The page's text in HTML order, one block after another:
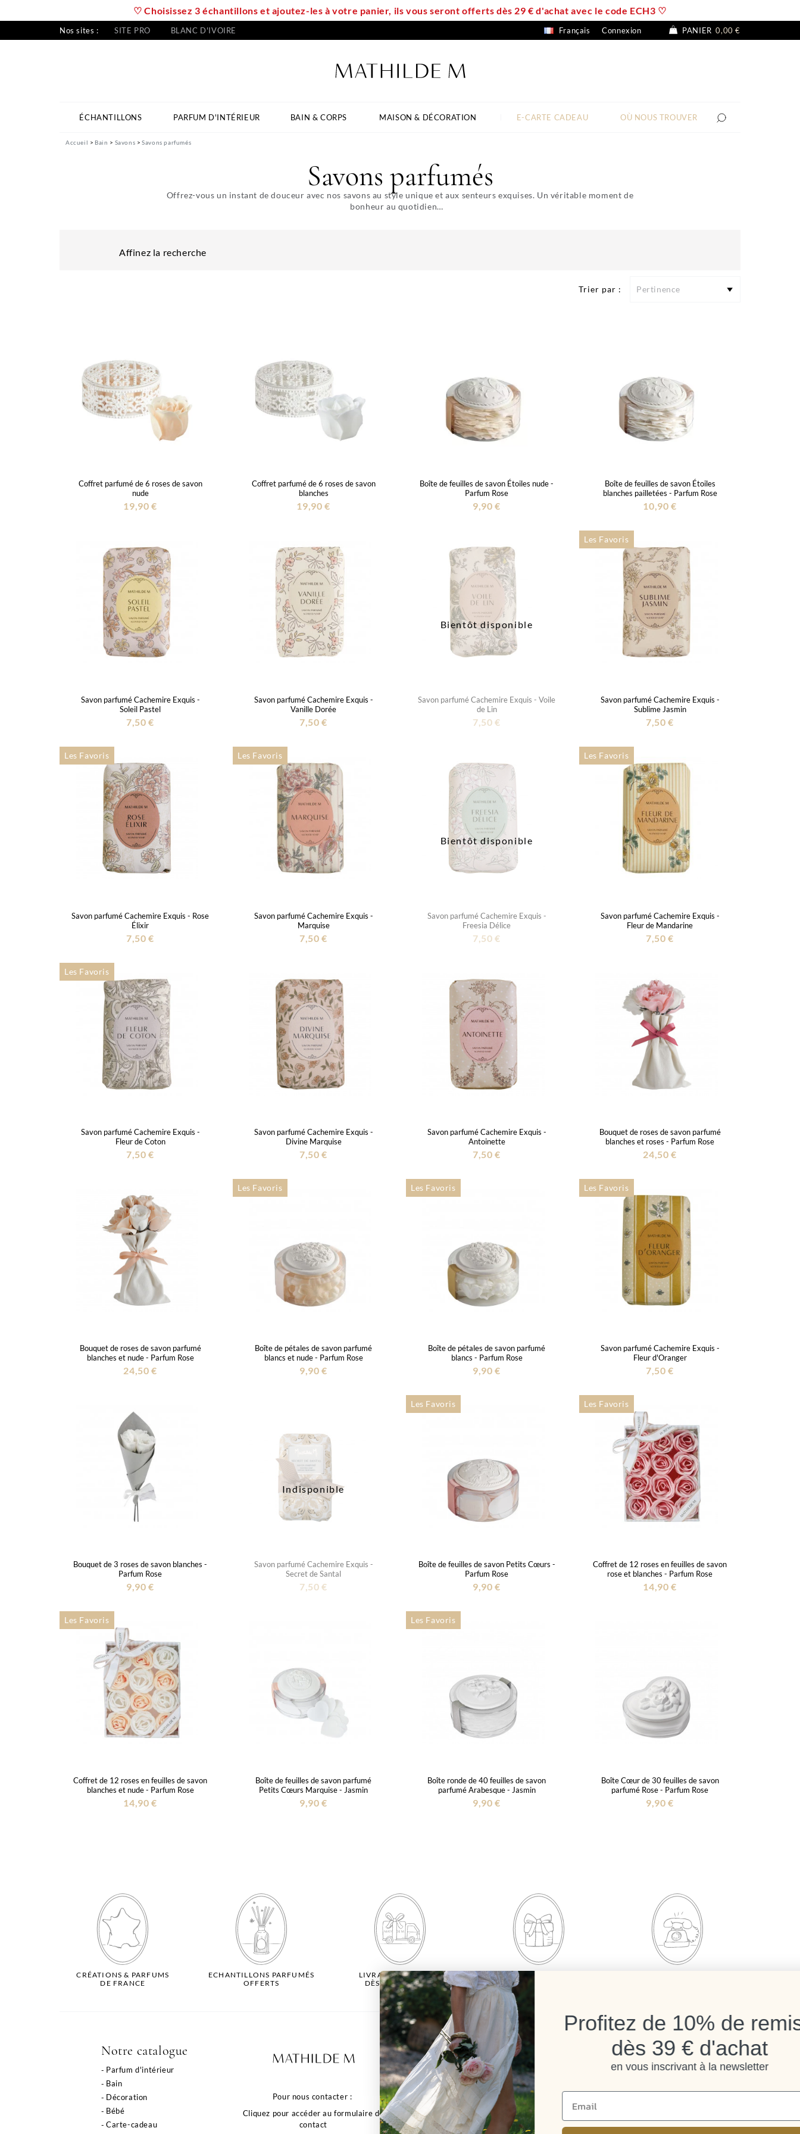
♡ Choisissez 3 échantillons et ajoutez-les à votre panier, ils vous seront offerts dès 29 € d'achat avec le code ECH3 ♡
Nos sites : SITE PRO BLANC D'IVOIRE Français Connexion PANIER 0,00 €
ÉCHANTILLONS PARFUM D'INTÉRIEUR BAIN & CORPS MAISON & DÉCORATION E-CARTE CADEAU OÙ NOUS TROUVER
Accueil Bain Savons Savons parfumés
Savons parfumés
Offrez-vous un instant de douceur avec nos savons au style unique et aux senteurs exquises. Un véritable moment de
bonheur au quotidien…
Affinez la recherche
Trier par : Pertinence
Coffret parfumé de 6 roses de savon
nude
19,90 €
Coffret parfumé de 6 roses de savon
blanches
19,90 €
Boîte de feuilles de savon Étoiles nude -
Parfum Rose
9,90 €
Boîte de feuilles de savon Étoiles
blanches pailletées - Parfum Rose
10,90 €
Savon parfumé Cachemire Exquis -
Soleil Pastel
7,50 €
Savon parfumé Cachemire Exquis -
Vanille Dorée
7,50 €
Bientôt disponible
Savon parfumé Cachemire Exquis - Voile
de Lin
7,50 €
Les Favoris
Savon parfumé Cachemire Exquis -
Sublime Jasmin
7,50 €
Les Favoris
Savon parfumé Cachemire Exquis - Rose
Élixir
7,50 €
Les Favoris
Savon parfumé Cachemire Exquis -
Marquise
7,50 €
Bientôt disponible
Savon parfumé Cachemire Exquis -
Freesia Délice
7,50 €
Les Favoris
Savon parfumé Cachemire Exquis -
Fleur de Mandarine
7,50 €
Les Favoris
Savon parfumé Cachemire Exquis -
Fleur de Coton
7,50 €
Savon parfumé Cachemire Exquis -
Divine Marquise
7,50 €
Savon parfumé Cachemire Exquis -
Antoinette
7,50 €
Bouquet de roses de savon parfumé
blanches et roses - Parfum Rose
24,50 €
Bouquet de roses de savon parfumé
blanches et nude - Parfum Rose
24,50 €
Les Favoris
Boîte de pétales de savon parfumé
blancs et nude - Parfum Rose
9,90 €
Les Favoris
Boîte de pétales de savon parfumé
blancs - Parfum Rose
9,90 €
Les Favoris
Savon parfumé Cachemire Exquis -
Fleur d'Oranger
7,50 €
Bouquet de 3 roses de savon blanches -
Parfum Rose
9,90 €
Indisponible
Savon parfumé Cachemire Exquis -
Secret de Santal
7,50 €
Les Favoris
Boîte de feuilles de savon Petits Cœurs -
Parfum Rose
9,90 €
Les Favoris
Coffret de 12 roses en feuilles de savon
rose et blanches - Parfum Rose
14,90 €
Les Favoris
Coffret de 12 roses en feuilles de savon
blanches et nude - Parfum Rose
14,90 €
Boîte de feuilles de savon parfumé
Petits Cœurs Marquise - Jasmin
9,90 €
Les Favoris
Boîte ronde de 40 feuilles de savon
parfumé Arabesque - Jasmin
9,90 €
Boîte Cœur de 30 feuilles de savon
parfumé Rose - Parfum Rose
9,90 €
CRÉATIONS & PARFUMS
DE FRANCE
ECHANTILLONS PARFUMÉS
OFFERTS
LIVRAISON OFFERTE
DÈS 65 € D'ACHAT
-10% SUR VOTRE
PREMIÈRE COMMANDE
Notre catalogue
Parfum d'intérieur
Bain
Décoration
Bébé
Carte-cadeau
Pour nous contacter :
Cliquez pour accéder au formulaire de
contact
Plus d'informations
Nos points de vente
Nous contacter
Retours
FAQ
CGV
Avis clients Mathilde M.
Profitez de 10% de remise
dès 39 € d'achat
en vous inscrivant à la newsletter